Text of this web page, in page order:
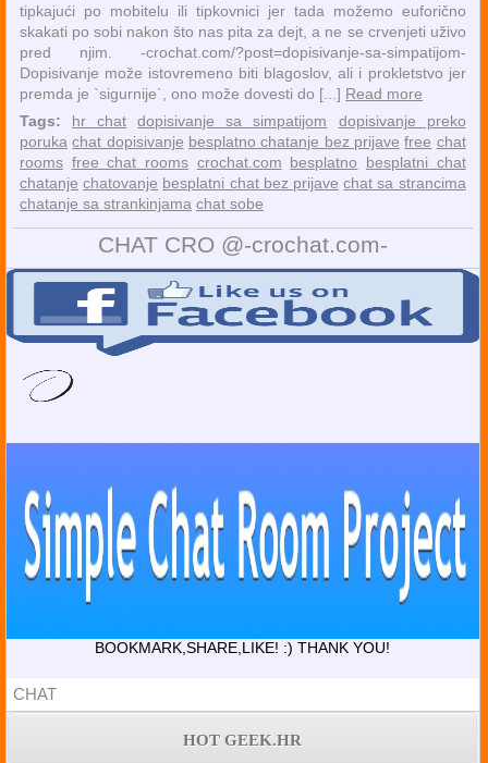
tipkajući po mobitelu ili tipkovnici jer tada možemo euforično
skakati po sobi nakon što nas pita za dejt, a ne se crvenjeti uživo
pred njim. -crochat.com/?post=dopisivanje-sa-simpatijom-
Dopisivanje može istovremeno biti blagoslov, ali i prokletstvo jer
premda je `sigurnije`, ono može dovesti do [...] Read more
Tags:
hr chat dopisivanje sa simpatijom
dopisivanje preko
poruka chat dopisivanje besplatno chatanje bez prijave free chat
rooms free chat rooms crochat.com besplatno
besplatni chat
chatanje chatovanje besplatni chat bez prijave chat sa strancima
chatanje sa strankinjama chat sobe
CHAT CRO @-crochat.com-
BOOKMARK,SHARE,LIKE! :) THANK YOU!
CHAT
HOT GEEK.HR